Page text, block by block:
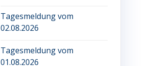
Tagesmeldung vom
02.08.2026
Tagesmeldung vom
01.08.2026